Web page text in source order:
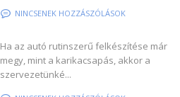
NINCSENEK HOZZÁSZÓLÁSOK
Ha az autó rutinszerű felkészítése már
megy, mint a karikacsapás, akkor a
szervezetünké...